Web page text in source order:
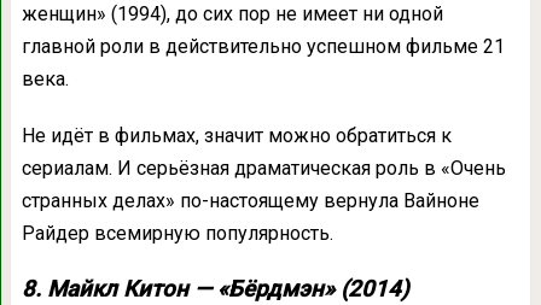
женщин» (1994), до сих пор не имеет ни одной
главной роли в действительно успешном фильме 21
века.
Не идёт в фильмах, значит можно обратиться к
сериалам. И серьёзная драматическая роль в «Очень
странных делах» по-настоящему вернула Вайноне
Райдер всемирную популярность.
8. Майкл Китон — «Бёрдмэн» (2014)